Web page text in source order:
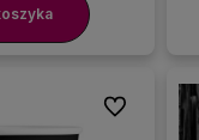
Do ulubionych